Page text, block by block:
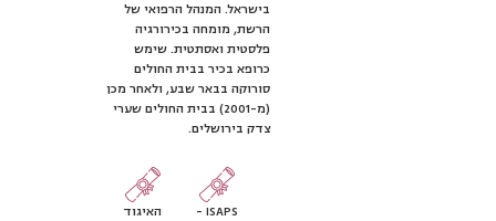
בישראל. המנהל הרפואי של
הרשת, מומחה בכירורגיה
פלסטית ואסתטית. שימש
כרופא בכיר בבית החולים
סורוקה בבאר שבע, ולאחר מכן
(מ-2001) בבית החולים שערי
צדק בירושלים.
ISAPS -
האיגוד